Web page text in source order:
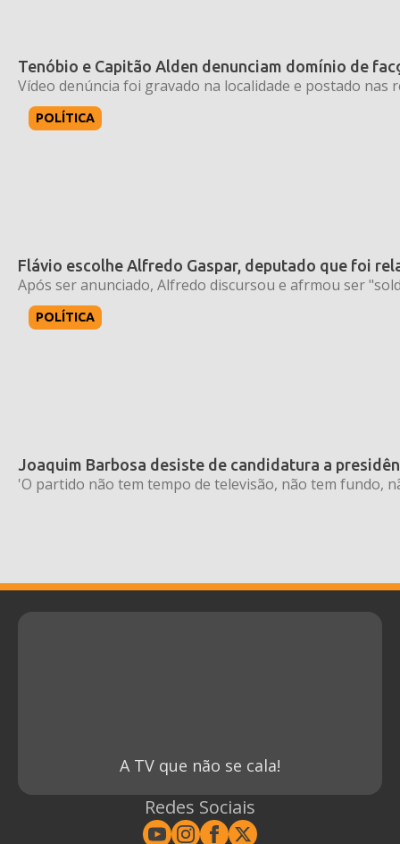
Tenóbio e Capitão Alden denunciam domínio de
Vídeo denúncia foi gravado na localidade e postado nas
POLÍTICA
Flávio escolhe Alfredo Gaspar, deputado que foi
Após ser anunciado, Alfredo discursou e afrmou ser
POLÍTICA
Joaquim Barbosa desiste de candidatura a
'O partido não tem tempo de televisão, não tem fundo,
A TV que não se cala!
Redes Sociais